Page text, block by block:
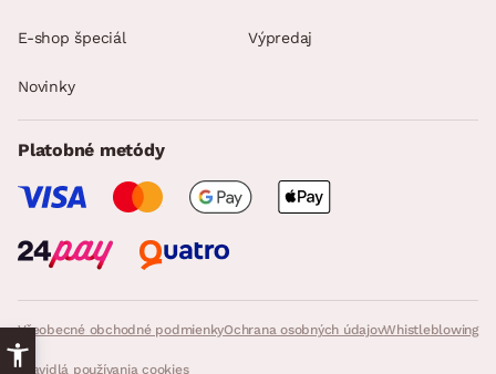
Všeobecné obchodné podmienkyOchrana osobných údajovWhistleblowing
Pravidlá používania cookies
E-shop špeciál Výpredaj
Novinky
Platobné metódy